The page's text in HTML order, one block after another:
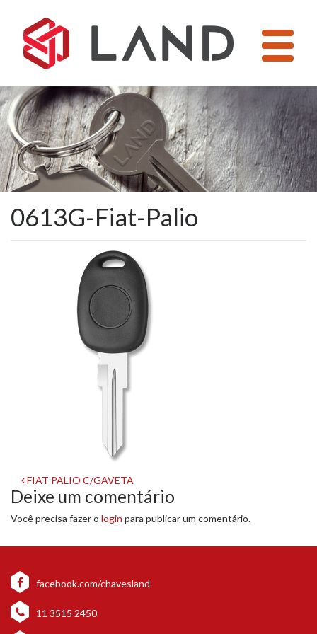
conteúdo
0613G-Fiat-Palio
Navegação
de
post
FIAT PALIO C/GAVETA
Deixe um comentário
Você precisa fazer o login para publicar um comentário.
facebook.com/chavesland
11 3515 2450